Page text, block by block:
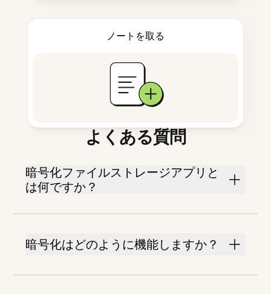
ノートを取る
よくある質問
暗号化ファイルストレージアプリと
は何ですか？
暗号化はどのように機能しますか？